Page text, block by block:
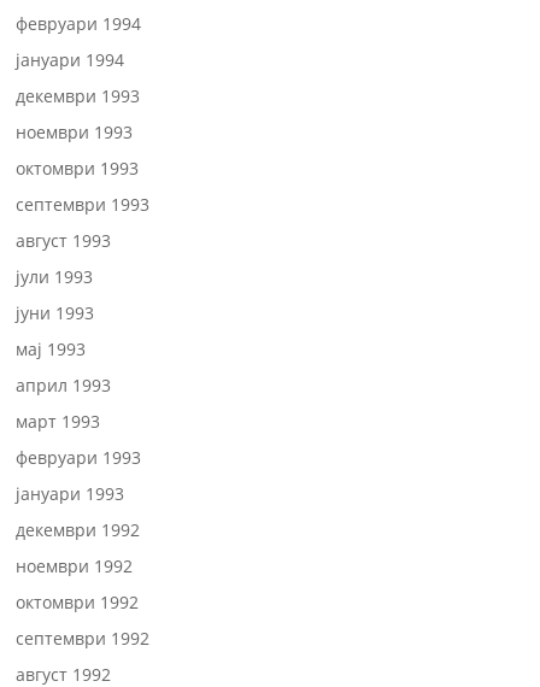
февруари 1994
јануари 1994
декември 1993
ноември 1993
октомври 1993
септември 1993
август 1993
јули 1993
јуни 1993
мај 1993
април 1993
март 1993
февруари 1993
јануари 1993
декември 1992
ноември 1992
октомври 1992
септември 1992
август 1992